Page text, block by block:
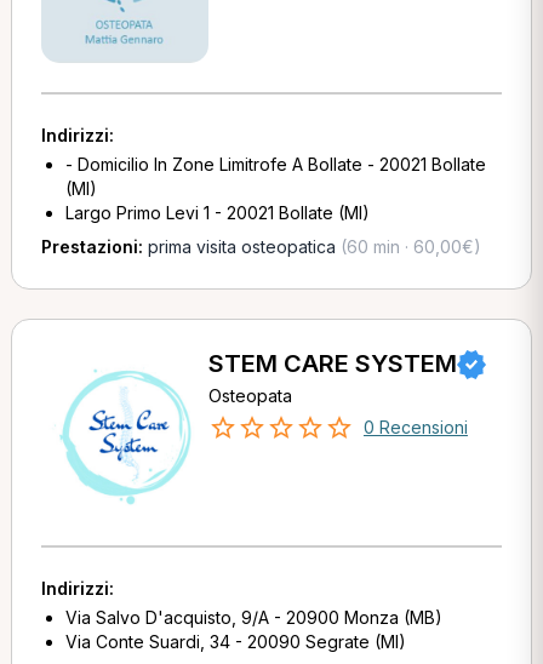
Indirizzi:
- Domicilio In Zone Limitrofe A Bollate - 20021 Bollate
(MI)
Largo Primo Levi 1 - 20021 Bollate (MI)
Prestazioni: prima visita osteopatica (60 min · 60,00€)
STEM CARE SYSTEM
Osteopata
0 Recensioni
Indirizzi:
Via Salvo D'acquisto, 9/A - 20900 Monza (MB)
Via Conte Suardi, 34 - 20090 Segrate (MI)